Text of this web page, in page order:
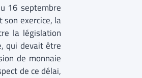
16 septembre
son exercice, la
la législation
qui devait être
de monnaie
de ce délai,